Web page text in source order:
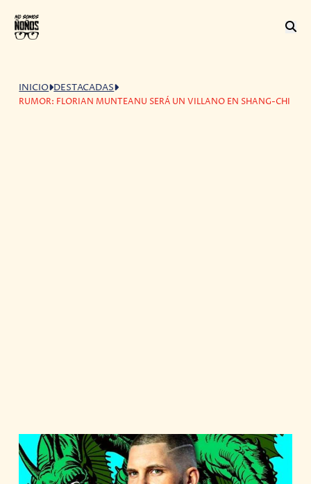
INICIO DESTACADAS
RUMOR: FLORIAN MUNTEANU SERÁ UN VILLANO EN SHANG-CHI